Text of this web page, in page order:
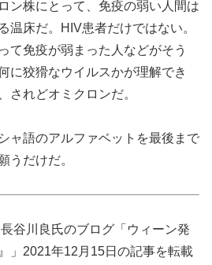
ン株にとって、免疫の弱い人間は
温床だ。HIV患者だけではない。
て免疫が弱まった人などがそう
に狡猾なウイルスかが理解でき
されどオミクロンだ。
ャ語のアルファベットを最後まで
うだけだ。
谷川良氏のブログ「ウィーン発
」2021年12月15日の記事を転載